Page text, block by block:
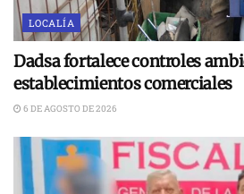
LOCALÍA
Dadsa fortalece controles
establecimientos comerciales
6 DE AGOSTO DE 2026